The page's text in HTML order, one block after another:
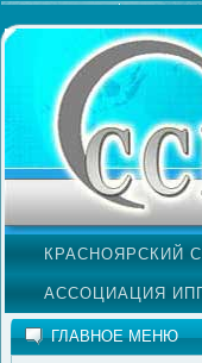
КРАСНОЯРСКИЙ
АССОЦИАЦИЯ
ГЛАВНОЕ МЕНЮ